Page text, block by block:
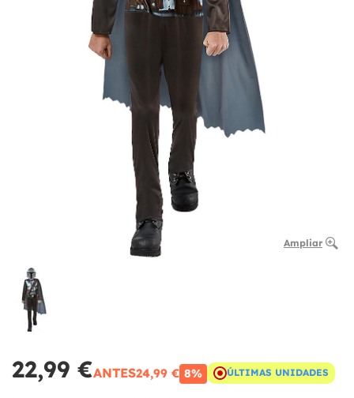
Ampliar
22,99 €ANTES24,99 € 8% ÚLTIMAS UNIDADES